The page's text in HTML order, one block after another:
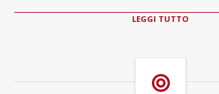
LEGGI TUTTO